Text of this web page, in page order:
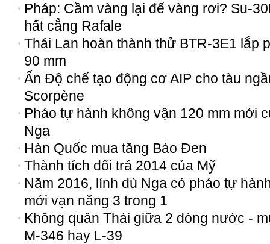
Pháp: Cầm vàng lại để vàng rơi? Su-
hất cẳng Rafale
Thái Lan hoàn thành thử BTR-3Е1 lắp
90 mm
Ấn Độ chế tạo động cơ AIP cho tàu
Scorpène
Pháo tự hành không vận 120 mm mới
Nga
Hàn Quốc mua tăng Báo Đen
Thành tích dối trá 2014 của Mỹ
Năm 2016, lính dù Nga có pháo tự
mới vạn năng 3 trong 1
Không quân Thái giữa 2 dòng nước -
M-346 hay L-39